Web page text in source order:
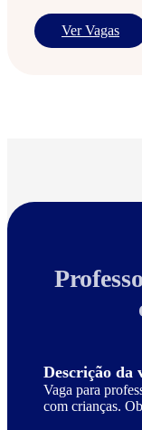
Ver Vagas
Descrição da
Vaga para
com crianças.